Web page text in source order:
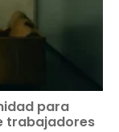
para
trabajadores